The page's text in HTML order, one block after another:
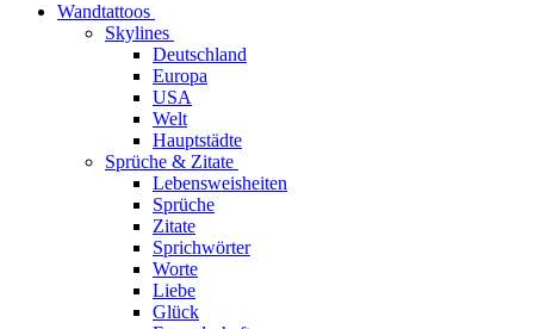
Wandtattoos
Skylines
Deutschland
Europa
USA
Welt
Hauptstädte
Sprüche & Zitate
Lebensweisheiten
Sprüche
Zitate
Sprichwörter
Worte
Liebe
Glück